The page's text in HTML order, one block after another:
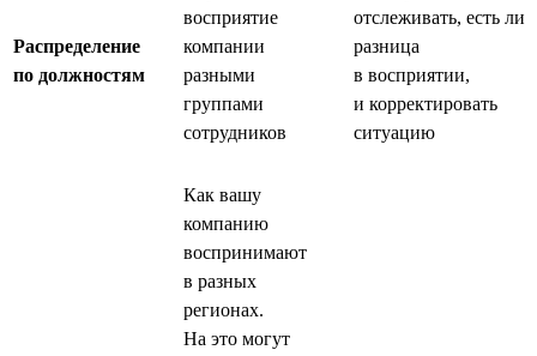
Распределение
по должностям
восприятие
компании
разными
группами
сотрудников
отслеживать, есть ли
разница
в восприятии,
и корректировать
ситуацию
Как вашу
компанию
воспринимают
в разных
регионах.
На это могут